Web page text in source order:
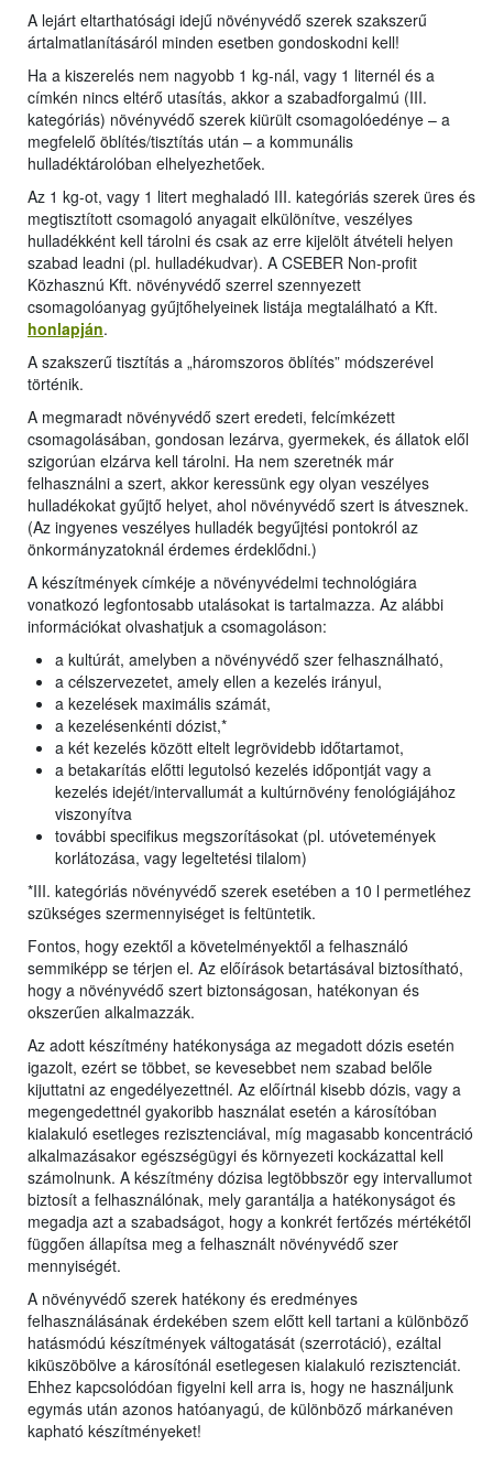
A lejárt eltarthatósági idejű növényvédő szerek szakszerű
ártalmatlanításáról minden esetben gondoskodni kell!
Ha a kiszerelés nem nagyobb 1 kg-nál, vagy 1 liternél és a
címkén nincs eltérő utasítás, akkor a szabadforgalmú (III.
kategóriás) növényvédő szerek kiürült csomagolóedénye – a
megfelelő öblítés/tisztítás után – a kommunális
hulladéktárolóban elhelyezhetőek.
Az 1 kg-ot, vagy 1 litert meghaladó III. kategóriás szerek üres és
megtisztított csomagoló anyagait elkülönítve, veszélyes
hulladékként kell tárolni és csak az erre kijelölt átvételi helyen
szabad leadni (pl. hulladékudvar). A CSEBER Non-profit
Közhasznú Kft. növényvédő szerrel szennyezett
csomagolóanyag gyűjtőhelyeinek listája megtalálható a Kft.
honlapján.
A szakszerű tisztítás a „háromszoros öblítés” módszerével
történik.
A megmaradt növényvédő szert eredeti, felcímkézett
csomagolásában, gondosan lezárva, gyermekek, és állatok elől
szigorúan elzárva kell tárolni. Ha nem szeretnék már
felhasználni a szert, akkor keressünk egy olyan veszélyes
hulladékokat gyűjtő helyet, ahol növényvédő szert is átvesznek.
(Az ingyenes veszélyes hulladék begyűjtési pontokról az
önkormányzatoknál érdemes érdeklődni.)
A készítmények címkéje a növényvédelmi technológiára
vonatkozó legfontosabb utalásokat is tartalmazza. Az alábbi
információkat olvashatjuk a csomagoláson:
a kultúrát, amelyben a növényvédő szer felhasználható,
a célszervezetet, amely ellen a kezelés irányul,
a kezelések maximális számát,
a kezelésenkénti dózist,*
a két kezelés között eltelt legrövidebb időtartamot,
a betakarítás előtti legutolsó kezelés időpontját vagy a
kezelés idejét/intervallumát a kultúrnövény fenológiájához
viszonyítva
további specifikus megszorításokat (pl. utóvetemények
korlátozása, vagy legeltetési tilalom)
*III. kategóriás növényvédő szerek esetében a 10 l permetléhez
szükséges szermennyiséget is feltüntetik.
Fontos, hogy ezektől a követelményektől a felhasználó
semmiképp se térjen el. Az előírások betartásával biztosítható,
hogy a növényvédő szert biztonságosan, hatékonyan és
okszerűen alkalmazzák.
Az adott készítmény hatékonysága az megadott dózis esetén
igazolt, ezért se többet, se kevesebbet nem szabad belőle
kijuttatni az engedélyezettnél. Az előírtnál kisebb dózis, vagy a
megengedettnél gyakoribb használat esetén a károsítóban
kialakuló esetleges rezisztenciával, míg magasabb koncentráció
alkalmazásakor egészségügyi és környezeti kockázattal kell
számolnunk. A készítmény dózisa legtöbbször egy intervallumot
biztosít a felhasználónak, mely garantálja a hatékonyságot és
megadja azt a szabadságot, hogy a konkrét fertőzés mértékétől
függően állapítsa meg a felhasznált növényvédő szer
mennyiségét.
A növényvédő szerek hatékony és eredményes
felhasználásának érdekében szem előtt kell tartani a különböző
hatásmódú készítmények váltogatását (szerrotáció), ezáltal
kiküszöbölve a károsítónál esetlegesen kialakuló rezisztenciát.
Ehhez kapcsolódóan figyelni kell arra is, hogy ne használjunk
egymás után azonos hatóanyagú, de különböző márkanéven
kapható készítményeket!